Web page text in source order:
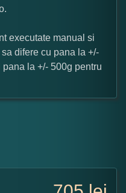
executate manual si
difere cu pana la +/-
la +/- 500g pentru